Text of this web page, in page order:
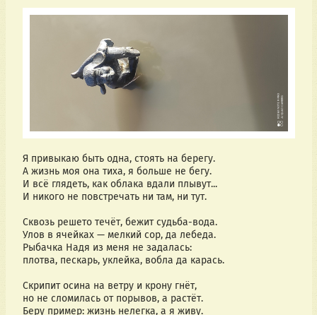
Я привыкаю быть одна, стоять на берегу.
А жизнь моя она тиха, я больше не бегу.
И всё глядеть, как облака вдали плывут...
И никого не повстречать ни там, ни тут.
Сквозь решето течёт, бежит судьба-вода.
Улов в ячейках — мелкий сор, да лебеда.
Рыбачка Надя из меня не задалась:
плотва, пескарь, уклейка, вобла да карась.
Скрипит осина на ветру и крону гнёт,
но не сломилась от порывов, а растëт.
Беру пример: жизнь нелегка, а я живу.